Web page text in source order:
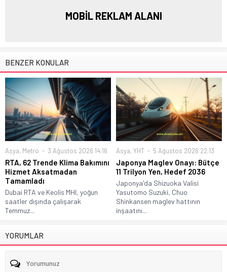
MOBİL REKLAM ALANI
BENZER KONULAR
Asya, Metro 3 Ağustos 2026 14:16
RTA, 62 Trende Klima Bakımını
Hizmet Aksatmadan
Tamamladı
Dubai RTA ve Keolis MHI, yoğun
saatler dışında çalışarak
Temmuz...
Asya, YHT 5 Ağustos 2026 22:13
Japonya Maglev Onayı: Bütçe
11 Trilyon Yen, Hedef 2036
Japonya'da Shizuoka Valisi
Yasutomo Suzuki, Chuo
Shinkansen maglev hattının
inşaatını...
YORUMLAR